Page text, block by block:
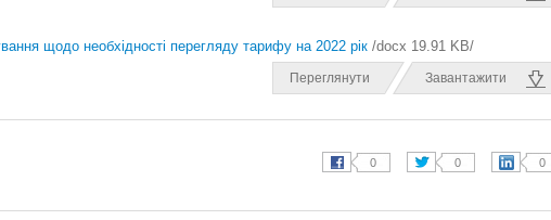
щодо необхідності перегляду тарифу на 2022 рік /docx 19.91 KB/
Переглянути Завантажити